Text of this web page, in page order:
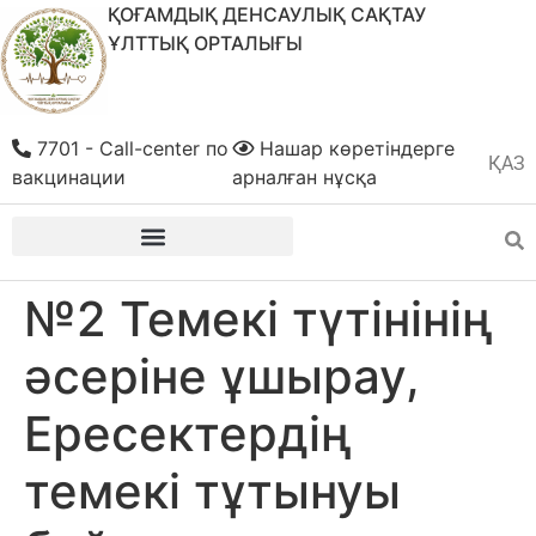
ҚОҒАМДЫҚ ДЕНСАУЛЫҚ САҚТАУ
ҰЛТТЫҚ ОРТАЛЫҒЫ
ҚАЗ
РУС
Нашар көретіндерге
арналған нұсқа
7701 - Call-center по
вакцинации
№2 Темекі түтінінің
əсеріне ұшырау,
Ересектердің
темекі тұтынуы